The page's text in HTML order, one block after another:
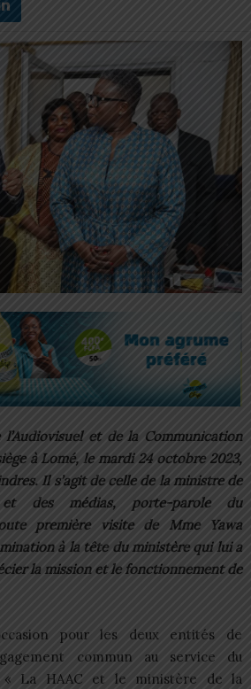
et de la Communication
à Lomé, le mardi 24 octobre 2023,
Il s’agit de celle de la ministre de
des médias, porte-parole du
première visite de Mme Yawa
à la tête du ministère qui lui a
la mission et le fonctionnement de
pour les deux entités de
commun au service du
« La HAAC et le ministère de la